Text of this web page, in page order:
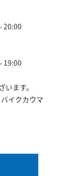
ます。
イクカウマ